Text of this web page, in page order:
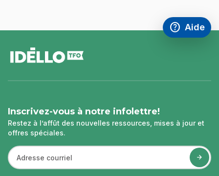
help
Accéder à
Aide
,Ce lien
de
page
Inscrivez-vous à notre infolettre!
Restez à l’affût des nouvelles ressources, mises à jour et
offres spéciales.